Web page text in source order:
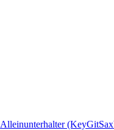
Alleinunterhalter